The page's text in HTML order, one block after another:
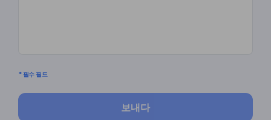
* 필수 필드
보내다